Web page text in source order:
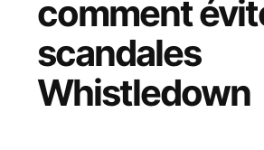
comment
scandales
Whistledown